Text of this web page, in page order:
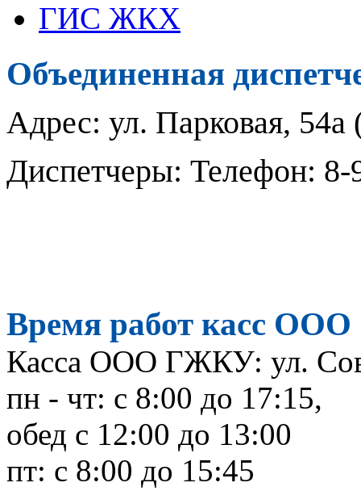
ГИС ЖКХ
Объединенная
Адрес: ул. Парковая,
Диспетчеры: Телефон:
Время работ касс
Касса ООО ГЖКУ: ул.
пн - чт: с 8:00 до 17:15,
обед с 12:00 до 13:00
пт: c 8:00 до 15:45